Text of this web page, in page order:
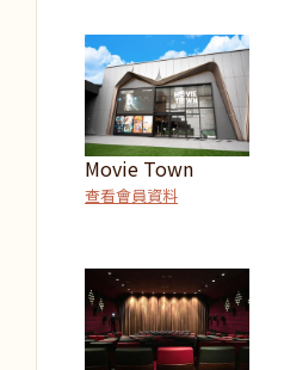
Movie Town
查看會員資料